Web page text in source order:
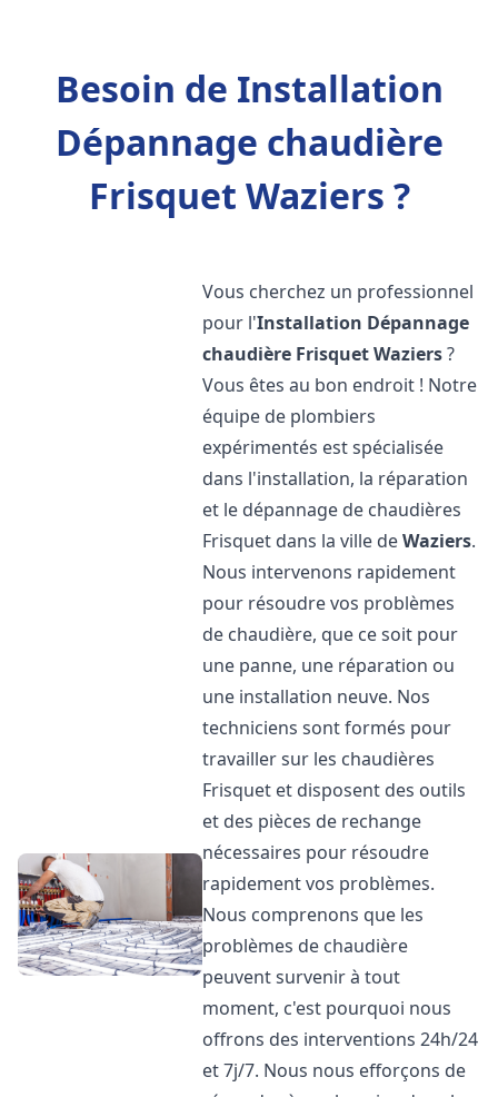
Besoin de Installation
Dépannage chaudière
Frisquet Waziers ?
Vous cherchez un professionnel
pour l'Installation Dépannage
chaudière FrisquetWaziers?
Vous êtes au bon endroit ! Notre
équipe de plombiers
expérimentés est spécialisée
dans l'installation, la réparation
et le dépannage de chaudières
Frisquet dans la ville deWaziers.
Nous intervenons rapidement
pour résoudre vos problèmes
de chaudière, que ce soit pour
une panne, une réparation ou
une installation neuve. Nos
techniciens sont formés pour
travailler sur les chaudières
Frisquet et disposent des outils
et des pièces de rechange
nécessaires pour résoudre
rapidement vos problèmes.
Nous comprenons que les
problèmes de chaudière
peuvent survenir à tout
moment, c'est pourquoi nous
offrons des interventions 24h/24
et 7j/7. Nous nous efforçons de